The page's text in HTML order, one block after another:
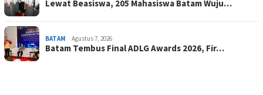
Lewat Beasiswa, 205 Mahasiswa Batam Wuju…
BATAM Agustus 7, 2026
Batam Tembus Final ADLG Awards 2026, Fir…